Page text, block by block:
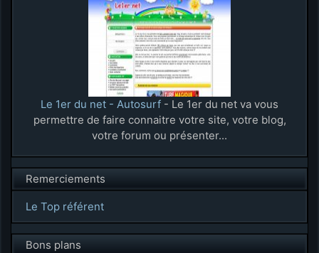
Le 1er du net - Autosurf - Le 1er du net va vous
permettre de faire connaitre votre site, votre blog,
votre forum ou présenter...
Remerciements
Le Top référent
Bons plans